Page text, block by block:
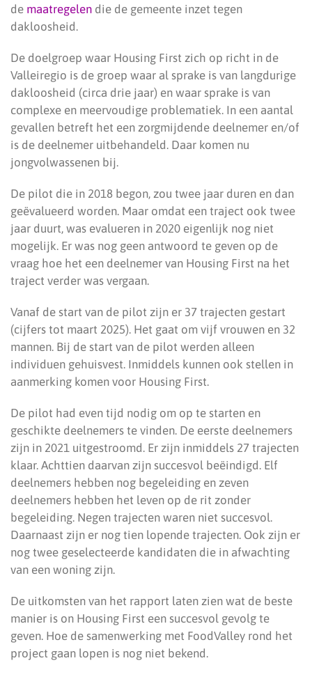
de maatregelen die de gemeente inzet tegen
dakloosheid.
De doelgroep waar Housing First zich op richt in de
Valleiregio is de groep waar al sprake is van langdurige
dakloosheid (circa drie jaar) en waar sprake is van
complexe en meervoudige problematiek. In een aantal
gevallen betreft het een zorgmijdende deelnemer en/of
is de deelnemer uitbehandeld. Daar komen nu
jongvolwassenen bij.
De pilot die in 2018 begon, zou twee jaar duren en dan
geëvalueerd worden. Maar omdat een traject ook twee
jaar duurt, was evalueren in 2020 eigenlijk nog niet
mogelijk. Er was nog geen antwoord te geven op de
vraag hoe het een deelnemer van Housing First na het
traject verder was vergaan.
Vanaf de start van de pilot zijn er 37 trajecten gestart
(cijfers tot maart 2025). Het gaat om vijf vrouwen en 32
mannen. Bij de start van de pilot werden alleen
individuen gehuisvest. Inmiddels kunnen ook stellen in
aanmerking komen voor Housing First.
De pilot had even tijd nodig om op te starten en
geschikte deelnemers te vinden. De eerste deelnemers
zijn in 2021 uitgestroomd. Er zijn inmiddels 27 trajecten
klaar. Achttien daarvan zijn succesvol beëindigd. Elf
deelnemers hebben nog begeleiding en zeven
deelnemers hebben het leven op de rit zonder
begeleiding. Negen trajecten waren niet succesvol.
Daarnaast zijn er nog tien lopende trajecten. Ook zijn er
nog twee geselecteerde kandidaten die in afwachting
van een woning zijn.
De uitkomsten van het rapport laten zien wat de beste
manier is on Housing First een succesvol gevolg te
geven. Hoe de samenwerking met FoodValley rond het
project gaan lopen is nog niet bekend.